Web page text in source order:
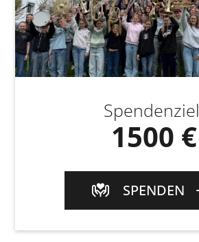
Spendenziel
1500 €
SPENDEN